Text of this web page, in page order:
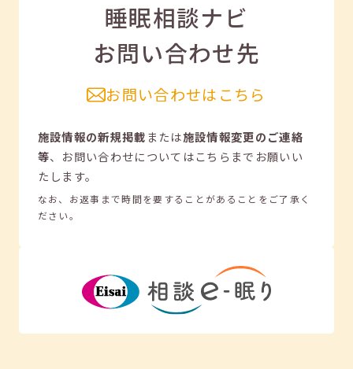
睡眠相談ナビ
お問い合わせ先
お問い合わせはこちら
施設情報の新規掲載または施設情報変更のご連絡
等、 お問い合わせについてはこちらまでお願いい
たします。
なお、お返事まで時間を要することがあることをご了承く
ださい。